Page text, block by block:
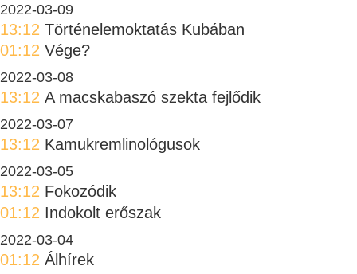
2022-03-09
13:12 Történelemoktatás Kubában
01:12 Vége?
2022-03-08
13:12 A macskabaszó szekta fejlődik
2022-03-07
13:12 Kamukremlinológusok
2022-03-05
13:12 Fokozódik
01:12 Indokolt erőszak
2022-03-04
01:12 Álhírek